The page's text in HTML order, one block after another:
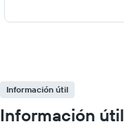
Información útil
Información útil